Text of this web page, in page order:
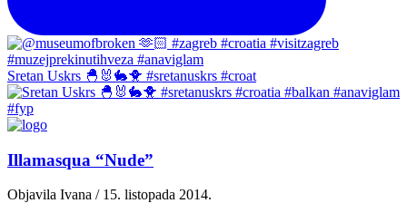
Sretan Uskrs 🐣🐰🐇🐥 #sretanuskrs #croat
Illamasqua “Nude”
Objavila Ivana / 15. listopada 2014.